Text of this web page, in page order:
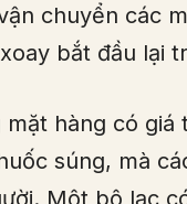
chuyển các
bắt đầu lại
hàng có giá
súng, mà
Một bộ lạc